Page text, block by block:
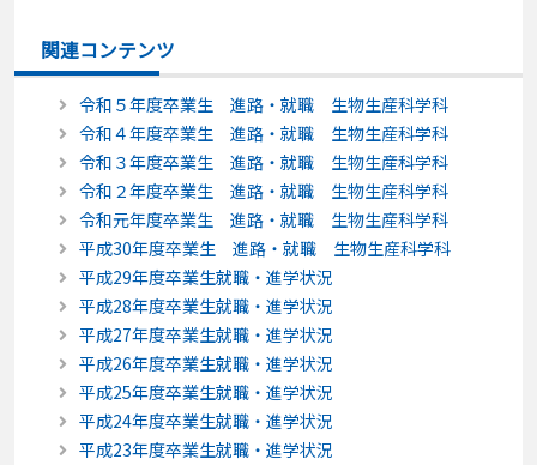
関連コンテンツ
令和５年度卒業生 進路・就職 生物生産科学科
令和４年度卒業生 進路・就職 生物生産科学科
令和３年度卒業生 進路・就職 生物生産科学科
令和２年度卒業生 進路・就職 生物生産科学科
令和元年度卒業生 進路・就職 生物生産科学科
平成30年度卒業生 進路・就職 生物生産科学科
平成29年度卒業生就職・進学状況
平成28年度卒業生就職・進学状況
平成27年度卒業生就職・進学状況
平成26年度卒業生就職・進学状況
平成25年度卒業生就職・進学状況
平成24年度卒業生就職・進学状況
平成23年度卒業生就職・進学状況